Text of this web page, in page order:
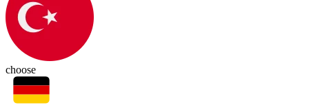
choose